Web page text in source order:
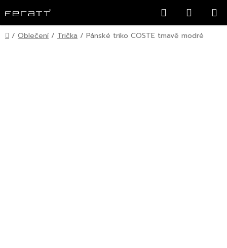
na
obsah
Hledat
KOŠÍK
Domů
/ Oblečení / Trička / Pánské triko COSTE tmavě modré